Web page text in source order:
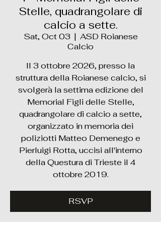
Stelle, quadrangolare di
calcio a sette.
Sat, Oct 03
  |
ASD Roianese
Calcio
Il 3 ottobre 2026, presso la
struttura della Roianese calcio, si
svolgerà la settima edizione del
Memorial Figli delle Stelle,
quadrangolare di calcio a sette,
organizzato in memoria dei
poliziotti Matteo Demenego e
Pierluigi Rotta, uccisi all'interno
della Questura di Trieste il 4
ottobre 2019.
RSVP